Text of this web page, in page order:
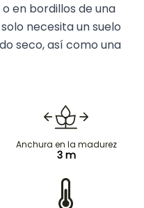
en bordillos de una
necesita un suelo
seco, así como una
Anchura en la madurez
3 m